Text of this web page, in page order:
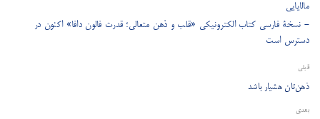
مالایایی
- نسخۀ فارسی کتاب الکترونیکی «قلب و ذهن متعالی؛ قدرت فالون دافا» اکنون در
دسترس است
قبلی
ذهن‌تان هشیار باشد
بعدی